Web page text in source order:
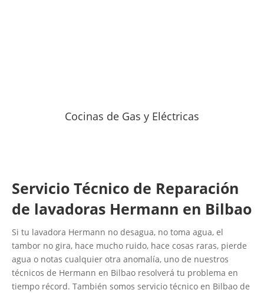
Cocinas de Gas y Eléctricas
Servicio Técnico de Reparación
de lavadoras Hermann en Bilbao
Si tu lavadora Hermann no desagua, no toma agua, el
tambor no gira, hace mucho ruido, hace cosas raras, pierde
agua o notas cualquier otra anomalía, uno de nuestros
técnicos de Hermann en Bilbao resolverá tu problema en
tiempo récord. También somos servicio técnico en Bilbao de